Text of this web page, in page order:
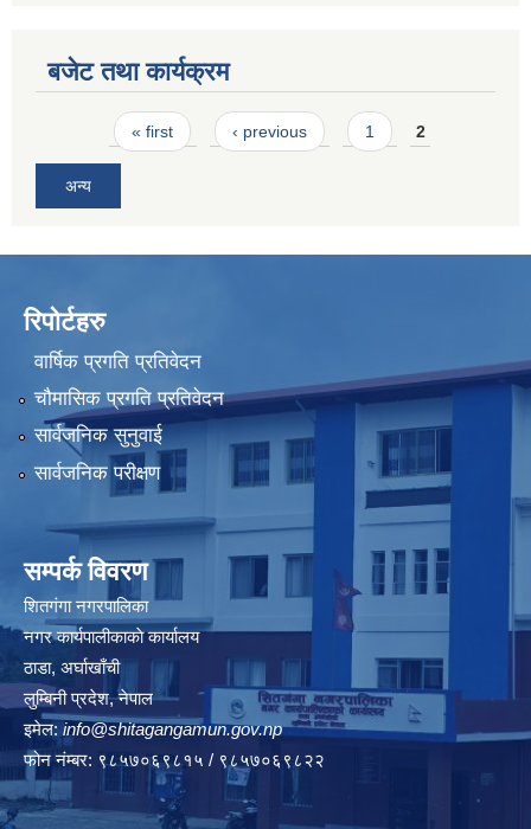
बजेट तथा कार्यक्रम
Pages« first ‹ previous 1 2
अन्य
रिपोर्टहरु
वार्षिक प्रगति प्रतिवेदन
चौमासिक प्रगति प्रतिवेदन
सार्वजनिक सुनुवाई
सार्वजनिक परीक्षण
सम्पर्क विवरण
शितगंगा नगरपालिका
नगर कार्यपालीकाकाे कार्यालय
ठाडा, अर्घाखाँची
लुम्बिनी प्रदेश, नेपाल
इमेल: info@shitagangamun.gov.np
फोन नंम्बर: ९८५७०६९८१५ / ९८५७०६९८२२